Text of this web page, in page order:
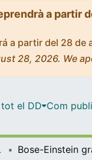
a partir
a partir del 28
28, 2026. We
el DD Com